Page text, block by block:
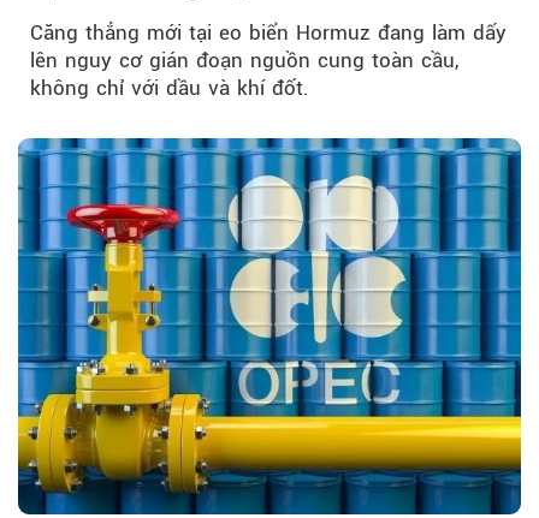
Căng thẳng mới tại eo biển Hormuz đang làm dấy
lên nguy cơ gián đoạn nguồn cung toàn cầu,
không chỉ với dầu và khí đốt.